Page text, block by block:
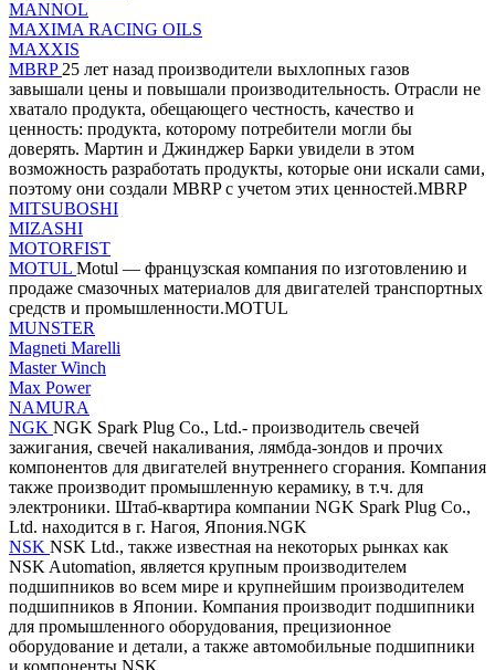
MANNOL
MAXIMA RACING OILS
MAXXIS
MBRP 25 лет назад производители выхлопных газов
завышали цены и повышали производительность. Отрасли не
хватало продукта, обещающего честность, качество и
ценность: продукта, которому потребители могли бы
доверять. Мартин и Джинджер Барки увидели в этом
возможность разработать продукты, которые они искали сами,
поэтому они создали MBRP с учетом этих ценностей.MBRP
MITSUBOSHI
MIZASHI
MOTORFIST
MOTUL Motul — французская компания по изготовлению и
продаже смазочных материалов для двигателей транспортных
средств и промышленности.MOTUL
MUNSTER
Magneti Marelli
Master Winch
Max Power
NAMURA
NGK NGK Spark Plug Co., Ltd.- производитель свечей
зажигания, свечей накаливания, лямбда-зондов и прочих
компонентов для двигателей внутреннего сгорания. Компания
также производит промышленную керамику, в т.ч. для
электроники. Штаб-квартира компании NGK Spark Plug Co.,
Ltd. находится в г. Нагоя, Япония.NGK
NSK NSK Ltd., также известная на некоторых рынках как
NSK Automation, является крупным производителем
подшипников во всем мире и крупнейшим производителем
подшипников в Японии. Компания производит подшипники
для промышленного оборудования, прецизионное
оборудование и детали, а также автомобильные подшипники
и компоненты.NSK